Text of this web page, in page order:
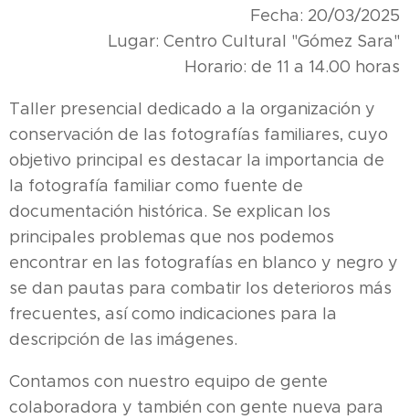
Fecha: 20/03/2025
Lugar: Centro Cultural "Gómez Sara"
Horario: de 11 a 14.00 horas
Taller presencial dedicado a la organización y
conservación de las fotografías familiares, cuyo
objetivo principal es destacar la importancia de
la fotografía familiar como fuente de
documentación histórica. Se explican los
principales problemas que nos podemos
encontrar en las fotografías en blanco y negro y
se dan pautas para combatir los deterioros más
frecuentes, así como indicaciones para la
descripción de las imágenes.
Contamos con nuestro equipo de gente
colaboradora y también con gente nueva para